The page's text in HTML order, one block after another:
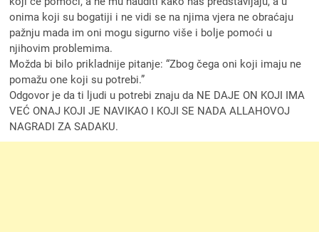
onima koji su bogatiji i ne vidi se na njima vjera ne obraćaju
pažnju mada im oni mogu sigurno više i bolje pomoći u
njihovim problemima.
Možda bi bilo prikladnije pitanje: “Zbog čega oni koji imaju ne
pomažu one koji su potrebi.”
Odgovor je da ti ljudi u potrebi znaju da NE DAJE ON KOJI IMA
VEĆ ONAJ KOJI JE NAVIKAO I KOJI SE NADA ALLAHOVOJ
NAGRADI ZA SADAKU.